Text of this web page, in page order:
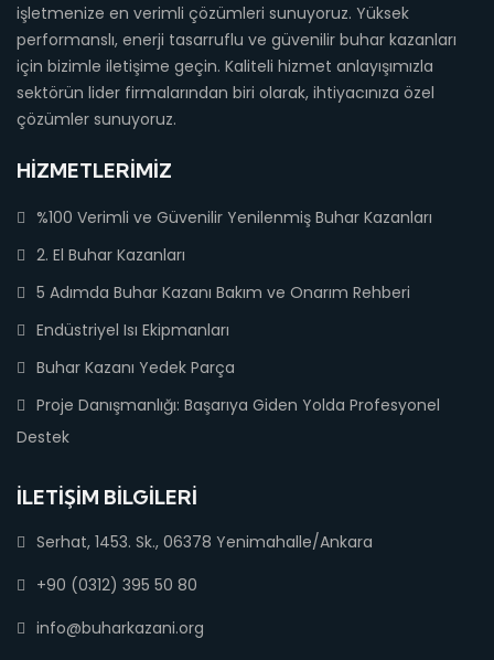
işletmenize en verimli çözümleri sunuyoruz. Yüksek
performanslı, enerji tasarruflu ve güvenilir buhar kazanları
için bizimle iletişime geçin. Kaliteli hizmet anlayışımızla
sektörün lider firmalarından biri olarak, ihtiyacınıza özel
çözümler sunuyoruz.
HIZMETLERIMIZ
%100 Verimli ve Güvenilir Yenilenmiş Buhar Kazanları
2. El Buhar Kazanları
5 Adımda Buhar Kazanı Bakım ve Onarım Rehberi
Endüstriyel Isı Ekipmanları
Buhar Kazanı Yedek Parça
Proje Danışmanlığı: Başarıya Giden Yolda Profesyonel
Destek
İLETIŞIM BILGILERI
Serhat, 1453. Sk., 06378 Yenimahalle/Ankara
+90 (0312) 395 50 80
info@buharkazani.org